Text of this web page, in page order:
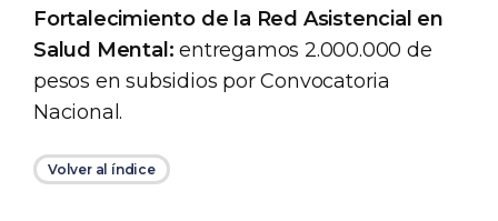
Fortalecimiento de la Red Asistencial en
Salud Mental: entregamos 2.000.000 de
pesos en subsidios por Convocatoria
Nacional.
Volver al índice